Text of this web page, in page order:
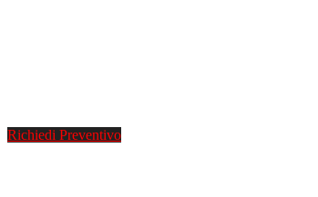
Richiedi Preventivo